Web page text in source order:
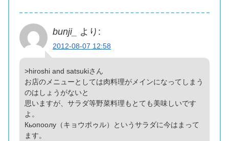
bunji_ より:
2012-08-07 12:58
>hiroshi and satsukiさん
お店のメニューとしては肉料理がメインになってしまう
のはしょうがないと
思いますが、サラダ等野菜料理もとても美味しいです
よ。
Кьопоолу（キョウポゥル）というサラダに今はまって
ます。